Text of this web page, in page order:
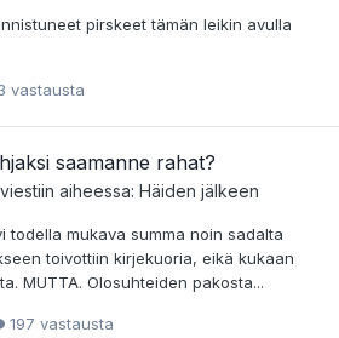
pirskeet tämän leikin avulla
vastausta
saamanne rahat?
aiheessa: Häiden jälkeen
todella mukava summa noin sadalta
toivottiin kirjekuoria, eikä kukaan
MUTTA. Olosuhteiden pakosta...
197 vastausta